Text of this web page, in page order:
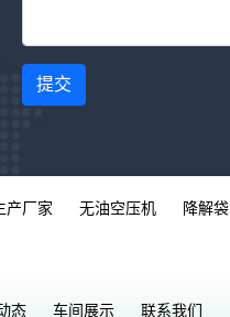
提交
产厂家 无油空压机 降解袋
态 车间展示 联系我们